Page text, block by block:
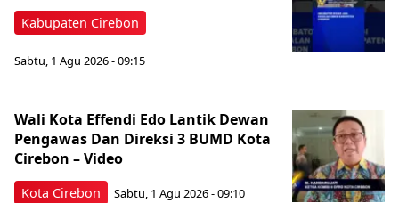
Kabupaten Cirebon
Sabtu, 1 Agu 2026 - 09:15
Kota Cirebon
Wali Kota Effendi Edo Lantik Dewan
Pengawas Dan Direksi 3 BUMD Kota
Cirebon – Video
Sabtu, 1 Agu 2026 - 09:10